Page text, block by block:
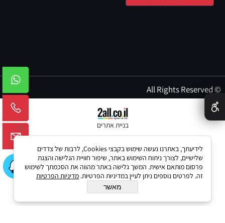
© All Rights Reserved
בניית אתרים
✕
לידיעתך, באתרנו נעשה שימוש בקבצי Cookies, לרבות של צדדים
שלישיים, לצורך ניתוח השימוש באתר, שיפור חוויית הגלישה והצגת
פרסום מותאם אישית. המשך גלישה באתר מהווה את הסכמתך לשימוש
זה. לפרטים נוספים ניתן לעיין במדיניות הפרטיות. מדיניות הפרטיות
מאשר